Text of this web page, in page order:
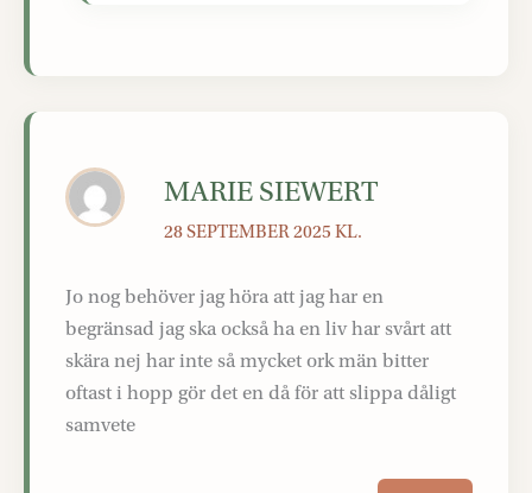
MARIE SIEWERT
28 SEPTEMBER 2025 KL.
Jo nog behöver jag höra att jag har en
begränsad jag ska också ha en liv har svårt att
skära nej har inte så mycket ork män bitter
oftast i hopp gör det en då för att slippa dåligt
samvete